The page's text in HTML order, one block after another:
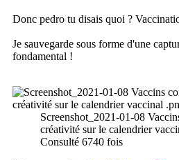
Donc pedro tu disais quoi ?
Je sauvegarde sous forme d'une
fondamental !
Screenshot_2021-01-08
créativité sur le calendrier
Consulté 6740 fois